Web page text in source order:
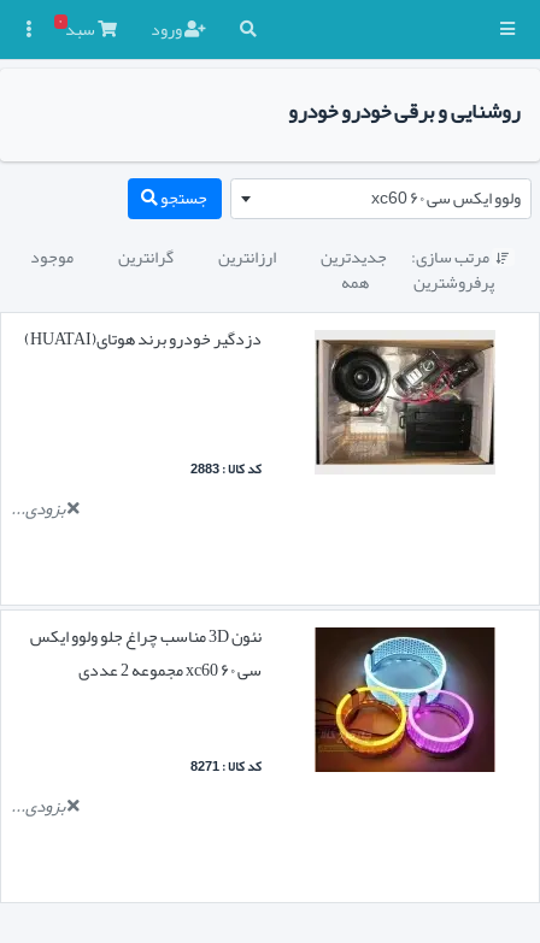
ورود سبد۰
روشنایی و برقی خودرو خودرو
ولوو ایکس سی ۶۰ xc60 جستجو
 مرتب سازی: جدیدترین ارزانترین گرانترین موجود
پرفروشترین
همه
دزدگیر خودرو برند هوتای(HUATAI)
کد کالا : 2883
بزودی...
نئون 3D مناسب چراغ جلو ولوو ایکس
سی ۶۰ xc60 مجموعه 2 عددی
کد کالا : 8271
بزودی...